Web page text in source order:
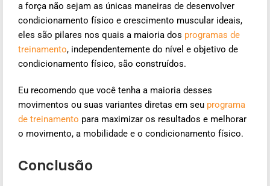
a força não sejam as únicas maneiras de desenvolver
condicionamento físico e crescimento muscular ideais,
eles são pilares nos quais a maioria dos programas de
treinamento, independentemente do nível e objetivo de
condicionamento físico, são construídos.
Eu recomendo que você tenha a maioria desses
movimentos ou suas variantes diretas em seu programa
de treinamento para maximizar os resultados e melhorar
o movimento, a mobilidade e o condicionamento físico.
Conclusão